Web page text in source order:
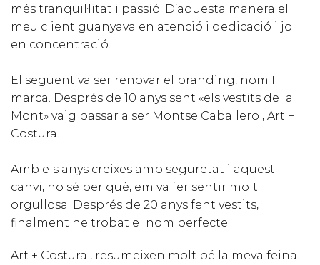
més tranquil·litat i passió. D’aquesta manera el
meu client guanyava en atenció i dedicació i jo
en concentració.
El següent va ser renovar el branding, nom I
marca. Després de 10 anys sent «els vestits de la
Mont» vaig passar a ser Montse Caballero , Art +
Costura.
Amb els anys creixes amb seguretat i aquest
canvi, no sé per què, em va fer sentir molt
orgullosa. Després de 20 anys fent vestits,
finalment he trobat el nom perfecte.
Art + Costura , resumeixen molt bé la meva feina.